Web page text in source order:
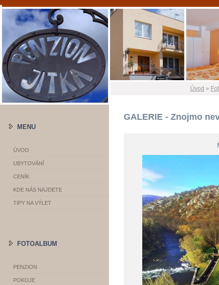
Úvod »
GALERIE - Znojmo
MENU
ÚVOD
UBYTOVÁNÍ
CENÍK
KDE NÁS NAJDETE
TIPY NA VÝLET
FOTOALBUM
PENZION
POKOJE